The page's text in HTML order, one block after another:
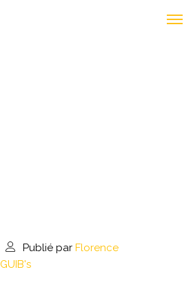
Publié par Florence
GUIB's